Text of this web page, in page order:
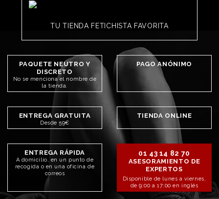
TU TIENDA FETICHISTA FAVORITA
PAQUETE NEUTRO Y
DISCRETO
No se menciona el nombre de
la tienda.
PAGO ANÓNIMO
ENTREGA GRATUITA
Desde 59€
TIENDA ONLINE
ENTREGA RÁPIDA
A domicilio, en un punto de
recogida o en una oficina de
correos
01 43 14 82 70
ASESORAMIENTO DE
EXPERTOS
Disponible de lunes a viernes,
de 9:00 a 17:00 en inglés